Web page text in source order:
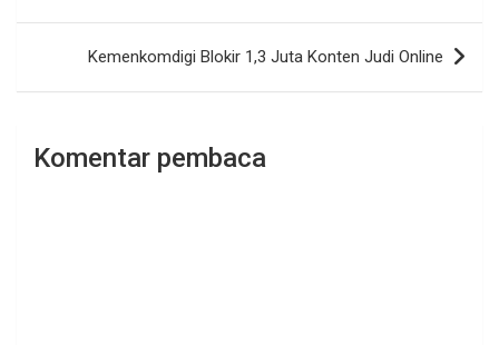
Kemenkomdigi Blokir 1,3 Juta Konten Judi Online
Komentar pembaca